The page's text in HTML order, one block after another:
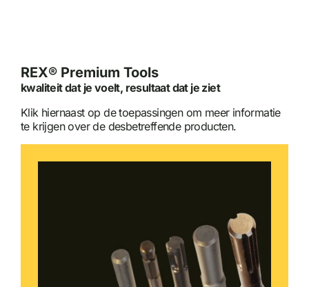
REX® Premium Tools
kwaliteit dat je voelt, resultaat dat je ziet
Klik hiernaast op de toepassingen om meer informatie
te krijgen over de desbetreffende producten.